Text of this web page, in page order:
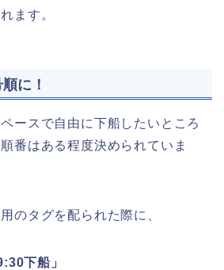
ます。
に！
ースで自由に下船したいところ
番はある程度決められていま
のタグを配られた際に、
下船」